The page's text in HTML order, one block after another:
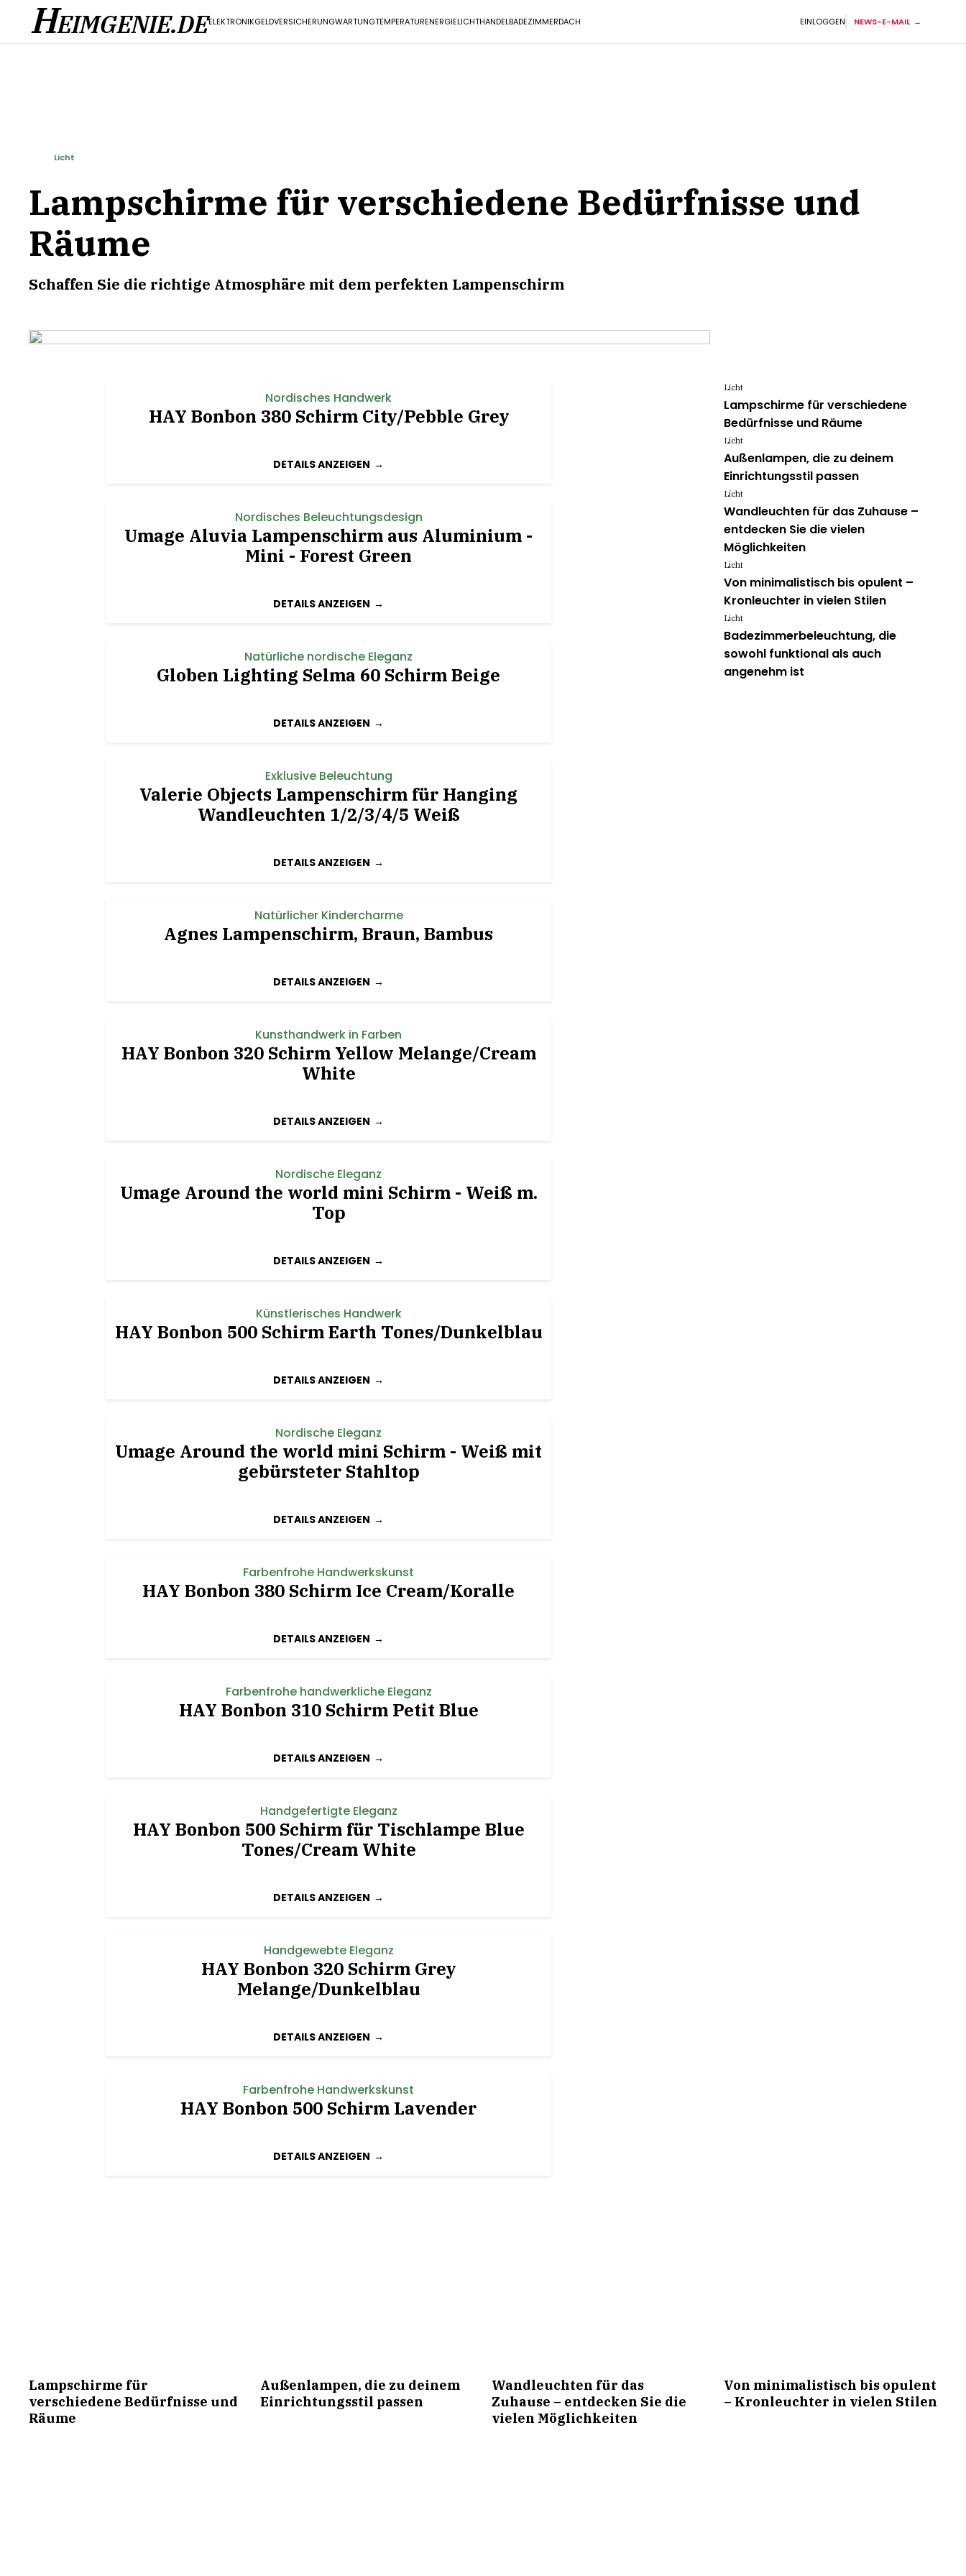
HEIMGENIE.DEELEKTRONIKGELDVERSICHERUNGWARTUNGTEMPERATURENERGIELICHTHANDELBADEZIMMERDACH EINLOGGEN NEWS-E-MAIL
Lampschirme für verschiedene Bedürfnisse und
Räume
Schaffen Sie die richtige Atmosphäre mit dem perfekten Lampenschirm
Licht
Nordisches Handwerk
HAY Bonbon 380 Schirm City/Pebble Grey
DETAILS ANZEIGEN
Nordisches Beleuchtungsdesign
Umage Aluvia Lampenschirm aus Aluminium -
Mini - Forest Green
DETAILS ANZEIGEN
Natürliche nordische Eleganz
Globen Lighting Selma 60 Schirm Beige
DETAILS ANZEIGEN
Exklusive Beleuchtung
Valerie Objects Lampenschirm für Hanging
Wandleuchten 1/2/3/4/5 Weiß
DETAILS ANZEIGEN
Natürlicher Kindercharme
Agnes Lampenschirm, Braun, Bambus
DETAILS ANZEIGEN
Kunsthandwerk in Farben
HAY Bonbon 320 Schirm Yellow Melange/Cream
White
DETAILS ANZEIGEN
Nordische Eleganz
Umage Around the world mini Schirm - Weiß m.
Top
DETAILS ANZEIGEN
Künstlerisches Handwerk
HAY Bonbon 500 Schirm Earth Tones/Dunkelblau
DETAILS ANZEIGEN
Nordische Eleganz
Umage Around the world mini Schirm - Weiß mit
gebürsteter Stahltop
DETAILS ANZEIGEN
Farbenfrohe Handwerkskunst
HAY Bonbon 380 Schirm Ice Cream/Koralle
DETAILS ANZEIGEN
Farbenfrohe handwerkliche Eleganz
HAY Bonbon 310 Schirm Petit Blue
DETAILS ANZEIGEN
Handgefertigte Eleganz
HAY Bonbon 500 Schirm für Tischlampe Blue
Tones/Cream White
DETAILS ANZEIGEN
Handgewebte Eleganz
HAY Bonbon 320 Schirm Grey
Melange/Dunkelblau
DETAILS ANZEIGEN
Farbenfrohe Handwerkskunst
HAY Bonbon 500 Schirm Lavender
DETAILS ANZEIGEN
Lampschirme für verschiedene
Bedürfnisse und Räume
Licht
Außenlampen, die zu deinem
Einrichtungsstil passen
Licht
Wandleuchten für das Zuhause –
entdecken Sie die vielen
Möglichkeiten
Licht
Von minimalistisch bis opulent –
Kronleuchter in vielen Stilen
Licht
Badezimmerbeleuchtung, die
sowohl funktional als auch
angenehm ist
Licht
Lampschirme für
verschiedene Bedürfnisse und
Räume
Außenlampen, die zu deinem
Einrichtungsstil passen
Wandleuchten für das
Zuhause – entdecken Sie die
vielen Möglichkeiten
Von minimalistisch bis opulent
– Kronleuchter in vielen Stilen